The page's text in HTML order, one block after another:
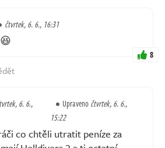
čtvrtek, 6. 6., 16:31
8
6. 6.,
Upravenočtvrtek, 6. 6.,
15:22
co chtěli utratit peníze za